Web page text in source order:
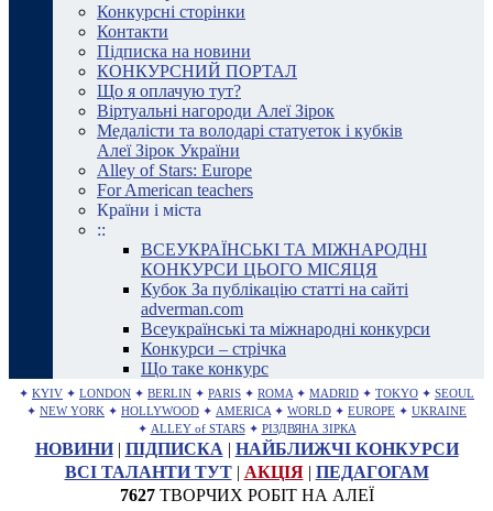
Конкурсні сторінки
Контакти
Підписка на новини
КОНКУРСНИЙ ПОРТАЛ
Що я оплачую тут?
Віртуальні нагороди Алеї Зірок
Медалісти та володарі статуеток і кубків
Алеї Зірок України
Alley of Stars: Europe
For American teachers
Країни і міста
::
ВСЕУКРАЇНСЬКІ ТА МІЖНАРОДНІ
КОНКУРСИ ЦЬОГО МІСЯЦЯ
Кубок За публікацію статті на сайті
adverman.com
Всеукраїнські та міжнародні конкурси
Конкурси – стрічка
Що таке конкурс
✦ KYIV ✦ LONDON ✦ BERLIN ✦ PARIS ✦ ROMA ✦ MADRID ✦ TOKYO ✦ SEOUL
✦ NEW YORK ✦ HOLLYWOOD ✦ AMERICA ✦ WORLD ✦ EUROPE ✦ UKRAINE
✦ ALLEY of STARS ✦ РІЗДВЯНА ЗІРКА
НОВИНИ| ПІДПИСКА | НАЙБЛИЖЧІ КОНКУРСИ
ВСІ ТАЛАНТИ ТУТ| АКЦІЯ| ПЕДАГОГАМ
7627ТВОРЧИХ РОБІТ НА АЛЕЇ